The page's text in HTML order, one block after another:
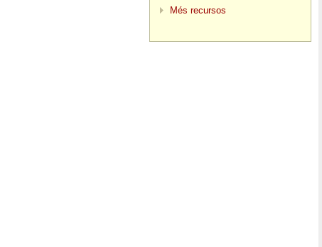
Més recursos